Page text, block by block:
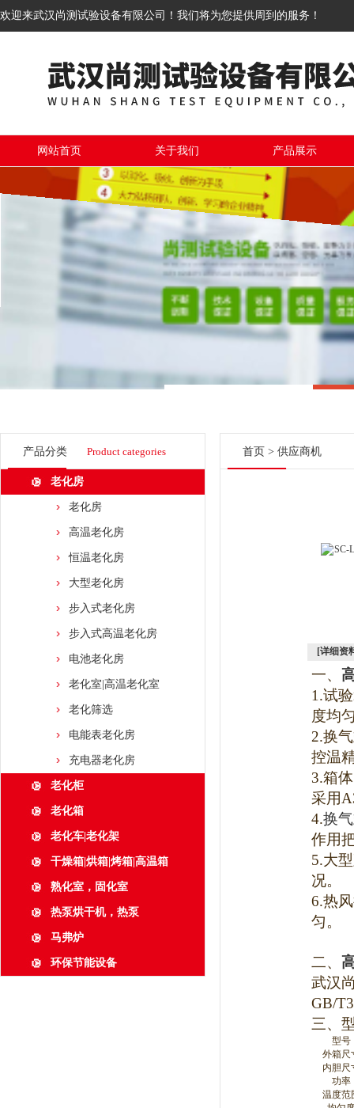
欢迎来武汉尚测试验设备有限公司！我们将为您提供周到的服务！
网站首页 关于我们 产品展示
产品分类 Product categories
老化房
老化房
高温老化房
恒温老化房
大型老化房
步入式老化房
步入式高温老化房
电池老化房
老化室|高温老化室
老化筛选
电能表老化房
充电器老化房
老化柜
老化箱
老化车|老化架
干燥箱|烘箱|烤箱|高温箱
熟化室，固化室
热泵烘干机，热泵
马弗炉
环保节能设备
首页 > 供应商机
[详细资
一、
1.试
度均
2.换
控温
3.箱
采用
4.换
作用
5.大
况。
6.热
匀。
二、
武汉
GB/
三、
型号
外箱尺
内胆尺
功率
温度范